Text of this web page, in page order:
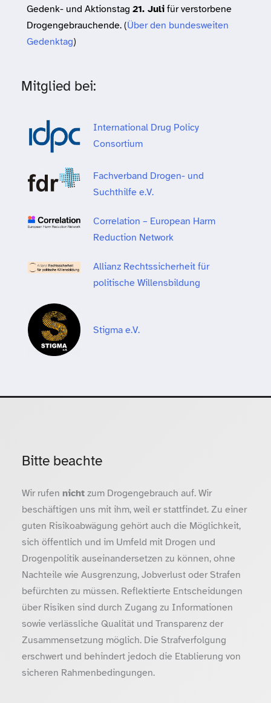
Gedenk- und Aktionstag 21. Julifür verstorbene
Drogengebrauchende. (Über den bundesweiten
Gedenktag)
Mitglied bei:
International Drug Policy
Consortium
Fachverband Drogen- und
Suchthilfe e.V.
Correlation – European Harm
Reduction Network
Allianz Rechtssicherheit für
politische Willensbildung
Stigma e.V.
Bitte beachte
Wir rufen nichtzum Drogengebrauch auf. Wir
beschäftigen uns mit ihm, weil er stattfindet. Zu einer
guten Risikoabwägung gehört auch die Möglichkeit,
sich öffentlich und im Umfeld mit Drogen und
Drogenpolitik auseinandersetzen zu können, ohne
Nachteile wie Ausgrenzung, Jobverlust oder Strafen
befürchten zu müssen. Reflektierte Entscheidungen
über Risiken sind durch Zugang zu Informationen
sowie verlässliche Qualität und Transparenz der
Zusammensetzung möglich. Die Strafverfolgung
erschwert und behindert jedoch die Etablierung von
sicheren Rahmenbedingungen.